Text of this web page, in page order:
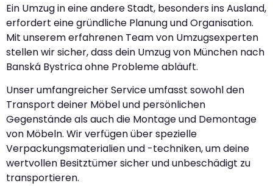
Ein Umzug in eine andere Stadt, besonders ins Ausland,
erfordert eine gründliche Planung und Organisation.
Mit unserem erfahrenen Team von Umzugsexperten
stellen wir sicher, dass dein Umzug von München nach
Banská Bystrica ohne Probleme abläuft.
Unser umfangreicher Service umfasst sowohl den
Transport deiner Möbel und persönlichen
Gegenstände als auch die Montage und Demontage
von Möbeln. Wir verfügen über spezielle
Verpackungsmaterialien und -techniken, um deine
wertvollen Besitztümer sicher und unbeschädigt zu
transportieren.